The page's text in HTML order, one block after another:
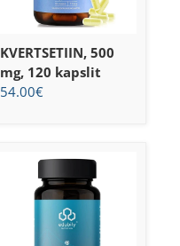
KVERTSETIIN, 500
mg, 120 kapslit
54.00€